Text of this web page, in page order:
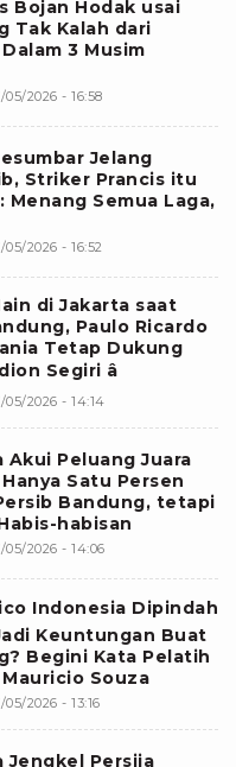
Bojan Hodak usai
Tak Kalah dari
3 Musim
05/2026 - 16:58
Jelang
Striker Prancis itu
Menang Semua Laga,
05/2026 - 16:52
di Jakarta saat
Paulo Ricardo
Tetap Dukung
Segiri â
05/2026 - 14:14
Akui Peluang Juara
Satu Persen
Bandung, tetapi
habisan
05/2026 - 14:06
Indonesia Dipindah
Keuntungan Buat
Begini Kata Pelatih
Souza
05/2026 - 13:16
Jengkel Persija